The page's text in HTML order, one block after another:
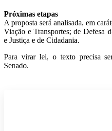
Próximas etapas
A proposta será analisada, em
Viação e Transportes; de Defesa
e Justiça e de Cidadania.
Para virar lei, o texto precisa
Senado.